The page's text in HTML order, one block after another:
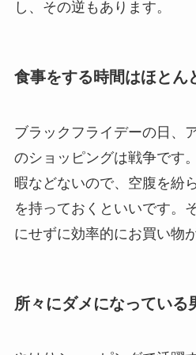
し、その逆もあります。
食事をする時間はほとん
ブラックフライデーの日、
のショッピングは戦争です
暇などないので、空腹を紛
を持っておくといいです。
にせずに効率的にお買い物
所々にダメになっている